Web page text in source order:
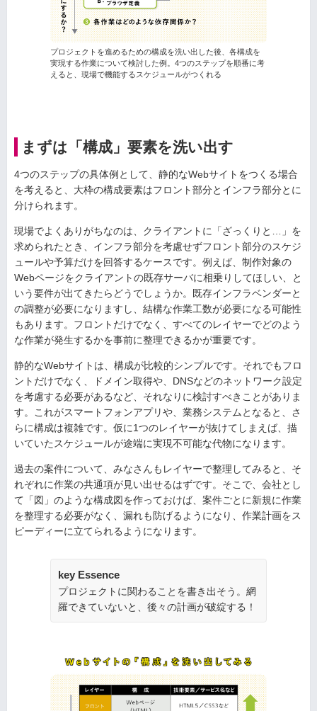
プロジェクトを進めるための構成を洗い出した後、各構成を
実現する作業について検討した例。4つのステップを順番に考
えると、現場で機能するスケジュールがつくれる
まずは「構成」要素を洗い出す
4つのステップの具体例として、静的なWebサイトをつくる場合
を考えると、大枠の構成要素はフロント部分とインフラ部分とに
分けられます。
現場でよくありがちなのは、クライアントに「ざっくりと…」を
求められたとき、インフラ部分を考慮せずフロント部分のスケジ
ュールや予算だけを回答するケースです。例えば、制作対象の
Webページをクライアントの既存サーバに相乗りしてほしい、と
いう要件が出てきたらどうでしょうか。既存インフラベンダーと
の調整が必要になりますし、結構な作業工数が必要になる可能性
もあります。フロントだけでなく、すべてのレイヤーでどのよう
な作業が発生するかを事前に整理できるかが重要です。
静的なWebサイトは、構成が比較的シンプルです。それでもフロ
ントだけでなく、ドメイン取得や、DNSなどのネットワーク設定
を考慮する必要があるなど、それなりに検討すべきことがありま
す。これがスマートフォンアプリや、業務システムとなると、さ
らに構成は複雑です。仮に1つのレイヤーが抜けてしまえば、描
いていたスケジュールが途端に実現不可能な代物になります。
過去の案件について、みなさんもレイヤーで整理してみると、そ
れぞれに作業の共通項が見い出せるはずです。そこで、会社とし
て「図」のような構成図を作っておけば、案件ごとに新規に作業
を整理する必要がなく、漏れも防げるようになり、作業計画をス
ピーディーに立てられるようになります。
key Essence
プロジェクトに関わることを書き出そう。網
羅できていないと、後々の計画が破綻する！